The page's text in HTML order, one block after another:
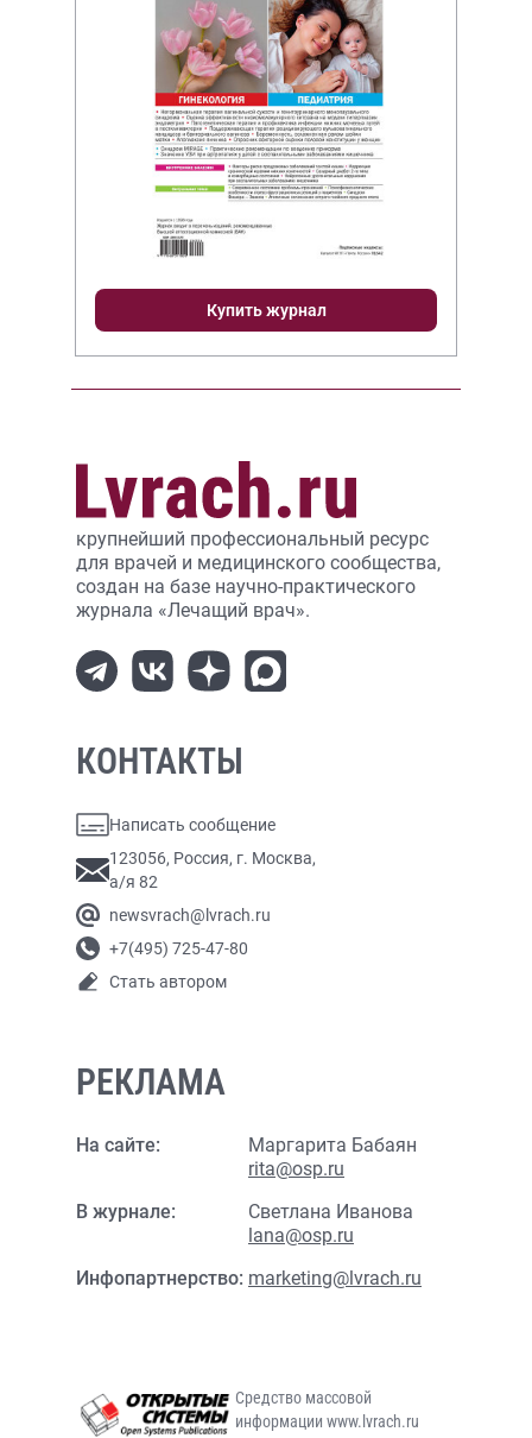
Купить журнал
крупнейший профессиональный ресурс
для врачей и медицинского сообщества,
создан на базе научно-практического
журнала «Лечащий врач».
КОНТАКТЫ
Написать сообщение
123056, Россия, г. Москва,
а/я 82
newsvrach@lvrach.ru
+7(495) 725-47-80
Стать автором
РЕКЛАМА
На сайте:
Маргарита Бабаян
rita@osp.ru
В журнале:
Светлана Иванова
lana@osp.ru
Инфопартнерство: marketing@lvrach.ru
Средство массовой
информации www.lvrach.ru